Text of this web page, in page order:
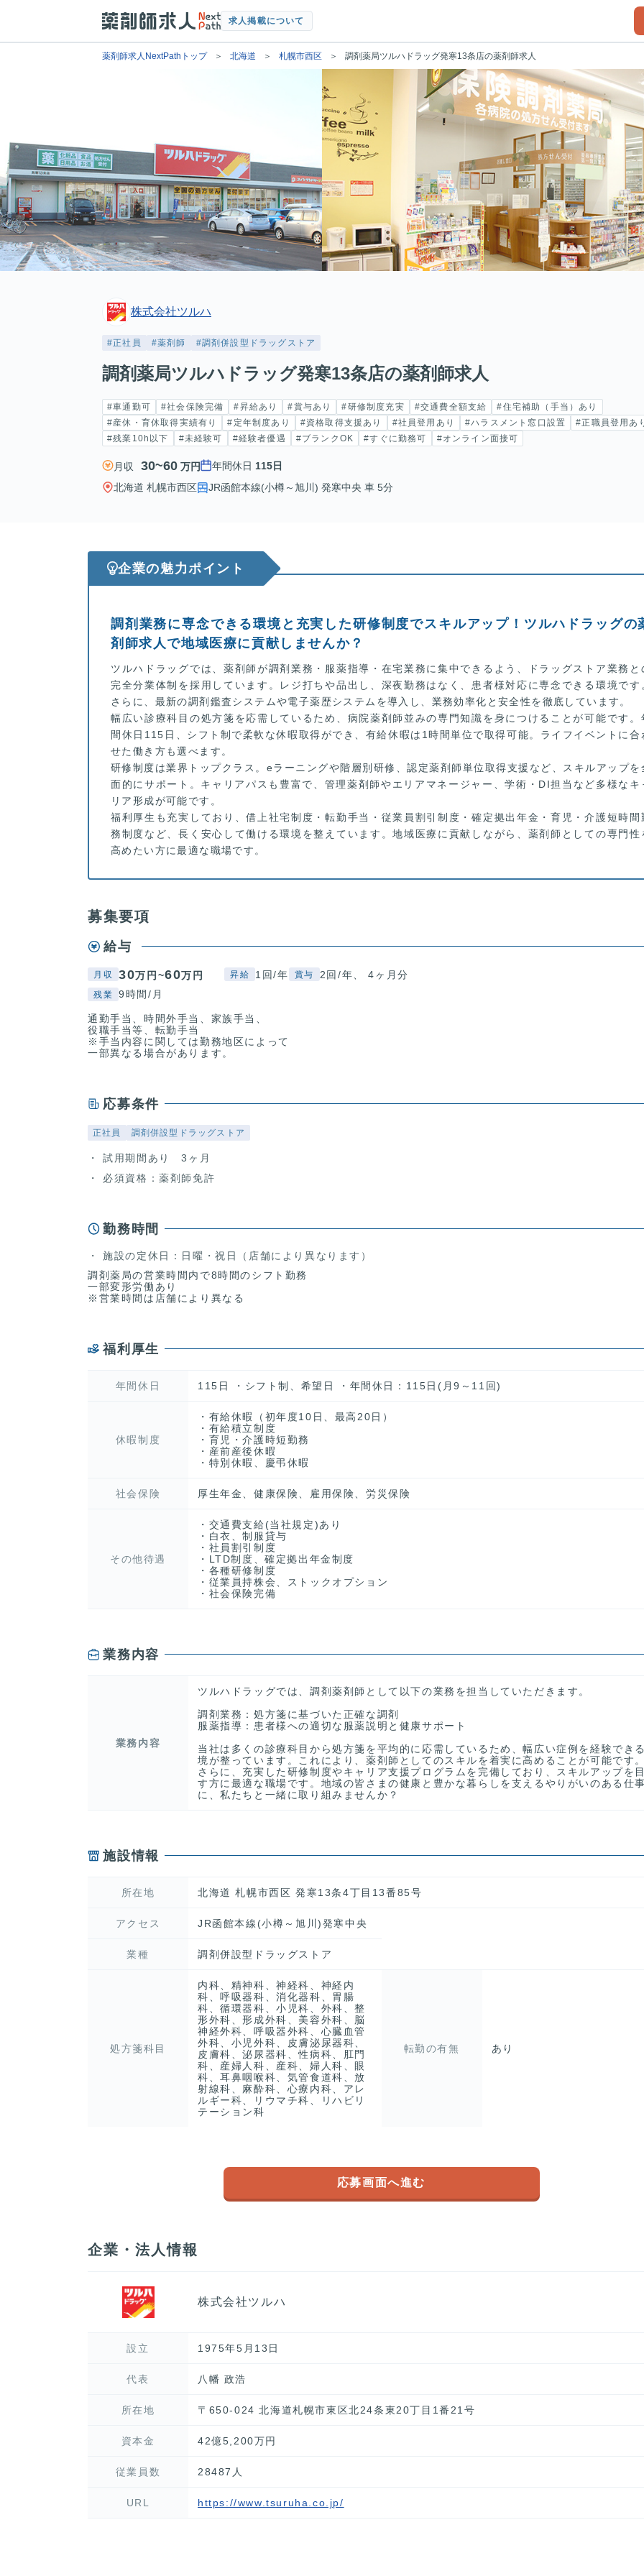
求人掲載について
薬剤師求人NextPathトップ 北海道 札幌市西区 調剤薬局ツルハドラッグ発寒13条店の薬剤師求人
株式会社ツルハ
#正社員 #薬剤師 #調剤併設型ドラッグストア
調剤薬局ツルハドラッグ発寒13条店の薬剤師求人
#車通勤可 #社会保険完備 #昇給あり #賞与あり #研修制度充実 #交通費全額支給
#住宅補助（手当）あり
#産休・育休取得実績有り
#定年制度あり #資格取得支援あり #社員登用あり #ハラスメント窓口設置
#正職員登用あ
#残業10h以下
#未経験可 #経験者優遇 #ブランクOK #すぐに勤務可 #オンライン面接可
月収 30~60 万円 年間休日 115日
北海道 札幌市西区
JR函館本線(小樽～旭川) 発寒中央 車 5分
企業の魅力ポイント
調剤業務に専念できる環境と充実した研修制度でスキルアップ！ツルハドラッグの
剤師求人で地域医療に貢献しませんか？
ツルハドラッグでは、薬剤師が調剤業務・服薬指導・在宅業務に集中できるよう、ドラッグストア業務と
完全分業体制を採用しています。レジ打ちや品出し、深夜勤務はなく、患者様対応に専念できる環境です
さらに、最新の調剤鑑査システムや電子薬歴システムを導入し、業務効率化と安全性を徹底しています。
幅広い診療科目の処方箋を応需しているため、病院薬剤師並みの専門知識を身につけることが可能です。
間休日115日、シフト制で柔軟な休暇取得ができ、有給休暇は1時間単位で取得可能。ライフイベントに合
せた働き方も選べます。
研修制度は業界トップクラス。eラーニングや階層別研修、認定薬剤師単位取得支援など、スキルアップを
面的にサポート。キャリアパスも豊富で、管理薬剤師やエリアマネージャー、学術・DI担当など多様なキ
リア形成が可能です。
福利厚生も充実しており、借上社宅制度・転勤手当・従業員割引制度・確定拠出年金・育児・介護短時間
務制度など、長く安心して働ける環境を整えています。地域医療に貢献しながら、薬剤師としての専門性
高めたい方に最適な職場です。
募集要項
給与
月収 30万円~60万円 昇給 1回/年 賞与 2回/年、 4ヶ月分
残業 9時間/月
通勤手当、時間外手当、家族手当、
役職手当等、転勤手当
※手当内容に関しては勤務地区によって
一部異なる場合があります。
応募条件
正社員 調剤併設型ドラッグストア
試用期間あり 3ヶ月
必須資格：薬剤師免許
勤務時間
施設の定休日：日曜・祝日（店舗により異なります）
調剤薬局の営業時間内で8時間のシフト勤務
一部変形労働あり
※営業時間は店舗により異なる
福利厚生
年間休日 115日 ・シフト制、希望日 ・年間休日：115日(月9～11回)
休暇制度
・有給休暇（初年度10日、最高20日）
・有給積立制度
・育児・介護時短勤務
・産前産後休暇
・特別休暇、慶弔休暇
社会保険 厚生年金、健康保険、雇用保険、労災保険
その他待遇
・交通費支給(当社規定)あり
・白衣、制服貸与
・社員割引制度
・LTD制度、確定拠出年金制度
・各種研修制度
・従業員持株会、ストックオプション
・社会保険完備
業務内容
業務内容
ツルハドラッグでは、調剤薬剤師として以下の業務を担当していただきます。
調剤業務：処方箋に基づいた正確な調剤
服薬指導：患者様への適切な服薬説明と健康サポート
当社は多くの診療科目から処方箋を平均的に応需しているため、幅広い症例を経験でき
境が整っています。これにより、薬剤師としてのスキルを着実に高めることが可能です。
さらに、充実した研修制度やキャリア支援プログラムを完備しており、スキルアップを
す方に最適な職場です。地域の皆さまの健康と豊かな暮らしを支えるやりがいのある仕事
に、私たちと一緒に取り組みませんか？
施設情報
所在地 北海道 札幌市西区 発寒13条4丁目13番85号
アクセス JR函館本線(小樽～旭川)発寒中央
業種 調剤併設型ドラッグストア
処方箋科目
内科、精神科、神経科、神経内
科、呼吸器科、消化器科、胃腸
科、循環器科、小児科、外科、整
形外科、形成外科、美容外科、脳
神経外科、呼吸器外科、心臓血管
外科、小児外科、皮膚泌尿器科、
皮膚科、泌尿器科、性病科、肛門
科、産婦人科、産科、婦人科、眼
科、耳鼻咽喉科、気管食道科、放
射線科、麻酔科、心療内科、アレ
ルギー科、リウマチ科、リハビリ
テーション科
転勤の有無 あり
応募画面へ進む
企業・法人情報
株式会社ツルハ
設立 1975年5月13日
代表 八幡 政浩
所在地 〒650-024 北海道札幌市東区北24条東20丁目1番21号
資本金 42億5,200万円
従業員数 28487人
URL https://www.tsuruha.co.jp/